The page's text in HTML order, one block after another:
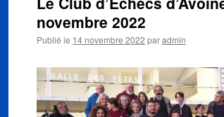
novembre 2022
Publié le 14 novembre 2022 paradmin